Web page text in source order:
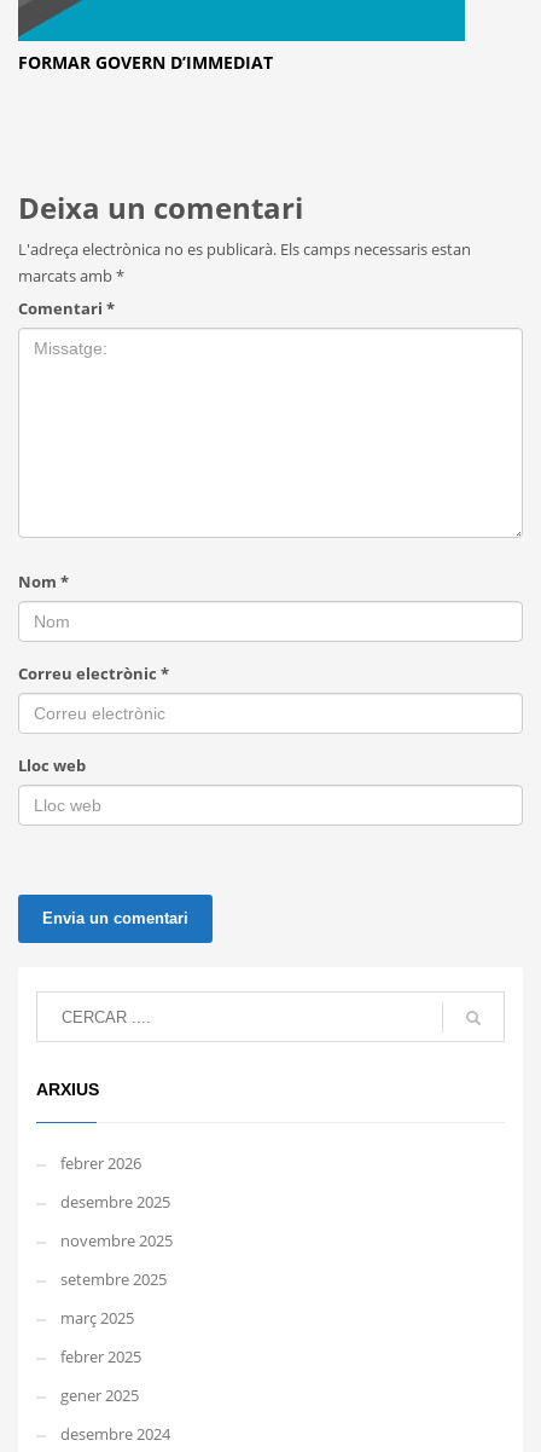
FORMAR GOVERN D’IMMEDIAT
Deixa un comentari
L'adreça electrònica no es publicarà. Els camps necessaris estan
marcats amb*
Comentari *
Nom *
Correu electrònic *
Lloc web
ARXIUS
febrer 2026
desembre 2025
novembre 2025
setembre 2025
març 2025
febrer 2025
gener 2025
desembre 2024